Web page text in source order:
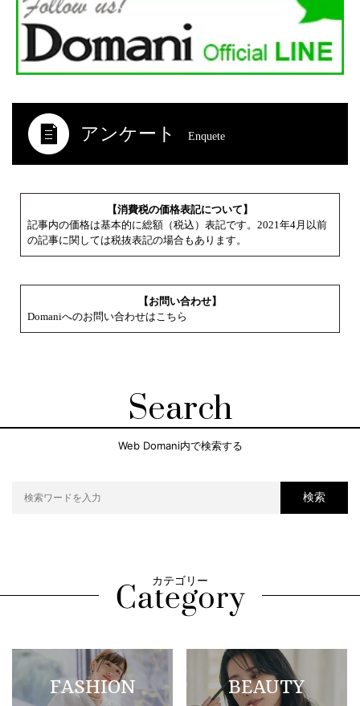
アンケート Enquete
【消費税の価格表記について】
記事内の価格は基本的に総額（税込）表記です。2021年4月以前
の記事に関しては税抜表記の場合もあります。
【お問い合わせ】
Domaniへのお問い合わせはこちら
Search
Web Domani内で検索する
検索
カテゴリー
FASHION BEAUTY